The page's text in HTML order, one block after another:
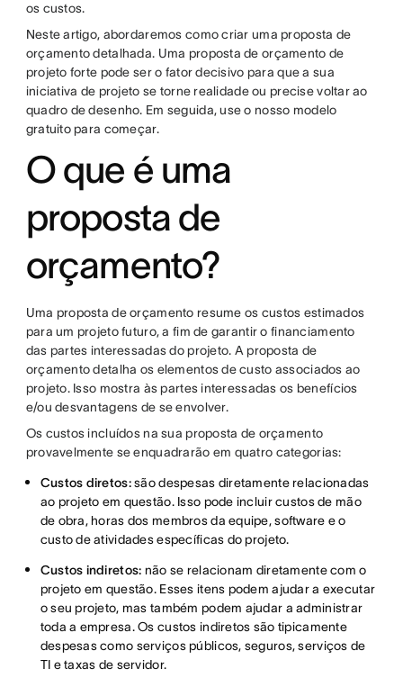
os custos.
Neste artigo, abordaremos como criar uma proposta de
orçamento detalhada. Uma proposta de orçamento de
projeto forte pode ser o fator decisivo para que a sua
iniciativa de projeto se torne realidade ou precise voltar ao
quadro de desenho. Em seguida, use o nosso modelo
gratuito para começar.
O que é uma
proposta de
orçamento?
Uma proposta de orçamento resume os custos estimados
para um projeto futuro, a fim de garantir o financiamento
das partes interessadas do projeto. A proposta de
orçamento detalha os elementos de custo associados ao
projeto. Isso mostra às partes interessadas os benefícios
e/ou desvantagens de se envolver.
Os custos incluídos na sua proposta de orçamento
provavelmente se enquadrarão em quatro categorias:
Custos diretos:são despesas diretamente relacionadas
ao projeto em questão. Isso pode incluir custos de mão
de obra, horas dos membros da equipe, software e o
custo de atividades específicas do projeto.
Custos indiretos: não se relacionam diretamente com o
projeto em questão. Esses itens podem ajudar a executar
o seu projeto, mas também podem ajudar a administrar
toda a empresa. Os custos indiretos são tipicamente
despesas como serviços públicos, seguros, serviços de
TI e taxas de servidor.